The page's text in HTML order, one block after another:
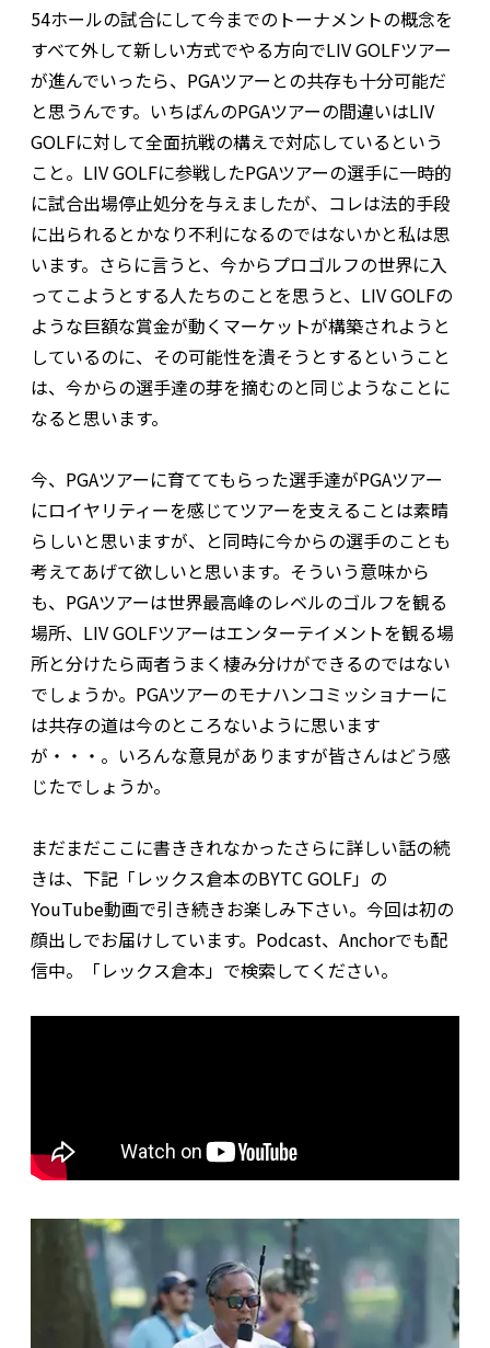
54ホールの試合にして今までのトーナメントの概念を
すべて外して新しい方式でやる方向でLIV GOLFツアー
が進んでいったら、PGAツアーとの共存も十分可能だ
と思うんです。いちばんのPGAツアーの間違いはLIV
GOLFに対して全面抗戦の構えで対応しているという
こと。LIV GOLFに参戦したPGAツアーの選手に一時的
に試合出場停止処分を与えましたが、コレは法的手段
に出られるとかなり不利になるのではないかと私は思
います。さらに言うと、今からプロゴルフの世界に入
ってこようとする人たちのことを思うと、LIV GOLFの
ような巨額な賞金が動くマーケットが構築されようと
しているのに、その可能性を潰そうとするということ
は、今からの選手達の芽を摘むのと同じようなことに
なると思います。
今、PGAツアーに育ててもらった選手達がPGAツアー
にロイヤリティーを感じてツアーを支えることは素晴
らしいと思いますが、と同時に今からの選手のことも
考えてあげて欲しいと思います。そういう意味から
も、PGAツアーは世界最高峰のレベルのゴルフを観る
場所、LIV GOLFツアーはエンターテイメントを観る場
所と分けたら両者うまく棲み分けができるのではない
でしょうか。PGAツアーのモナハンコミッショナーに
は共存の道は今のところないように思います
が・・・。いろんな意見がありますが皆さんはどう感
じたでしょうか。
まだまだここに書ききれなかったさらに詳しい話の続
きは、下記「レックス倉本のBYTC GOLF」の
YouTube動画で引き続きお楽しみ下さい。今回は初の
顔出しでお届けしています。Podcast、Anchorでも配
信中。「レックス倉本」で検索してください。